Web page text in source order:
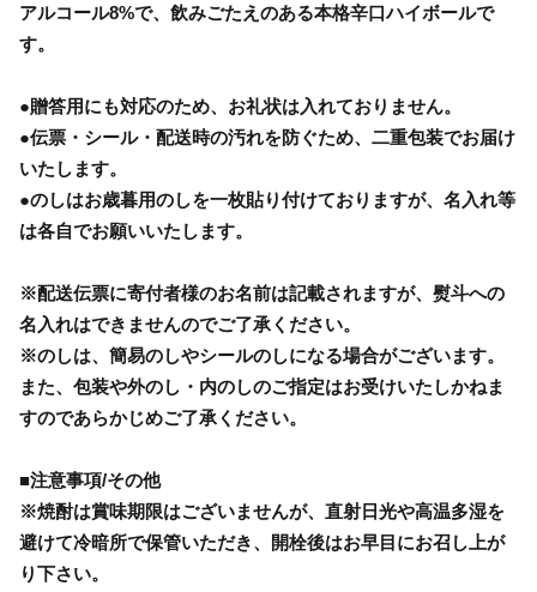
アルコール8%で、飲みごたえのある本格辛口ハイボールで
す。
●贈答用にも対応のため、お礼状は入れておりません。
●伝票・シール・配送時の汚れを防ぐため、二重包装でお届け
いたします。
●のしはお歳暮用のしを一枚貼り付けておりますが、名入れ等
は各自でお願いいたします。
※配送伝票に寄付者様のお名前は記載されますが、熨斗への
名入れはできませんのでご了承ください。
※のしは、簡易のしやシールのしになる場合がございます。
また、包装や外のし・内のしのご指定はお受けいたしかねま
すのであらかじめご了承ください。
■注意事項/その他
※焼酎は賞味期限はございませんが、直射日光や高温多湿を
避けて冷暗所で保管いただき、開栓後はお早目にお召し上が
り下さい。